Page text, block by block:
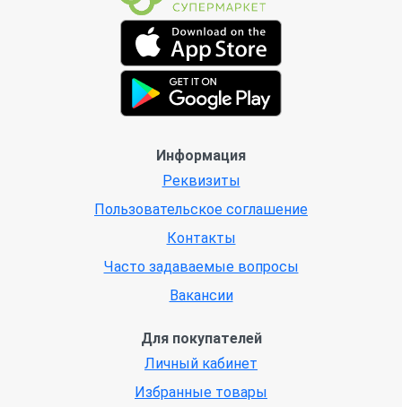
Информация
Реквизиты
Пользовательское соглашение
Контакты
Часто задаваемые вопросы
Вакансии
Для покупателей
Личный кабинет
Избранные товары